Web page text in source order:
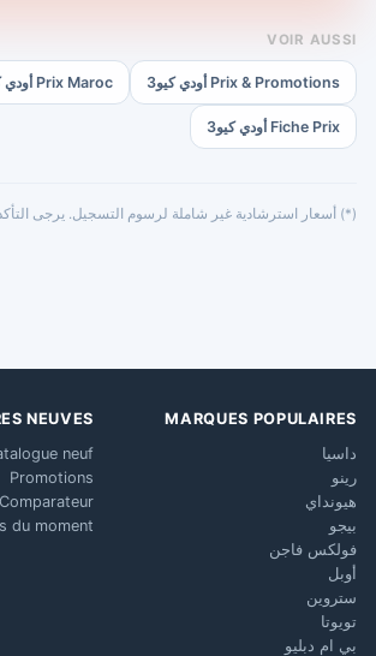
VOIR AUSSI
Prix & Promotions أودي كيو3 Prix Maroc أودي كيو3
Fiche Prix أودي كيو3
(*) أسعار استرشادية غير شاملة لرسوم التسجيل. يرجى
MARQUES POPULAIRES
داسيا
رينو
هيونداي
بيجو
فولكس فاجن
أوبل
ستروين
تويوتا
بي ام دبليو
NEUVES
neuf
Promotions
Comparateur
du moment